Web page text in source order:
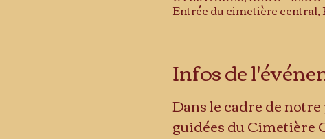
Entrée du cimetière
Infos de
Dans le cadre de
guidées du Cimetière